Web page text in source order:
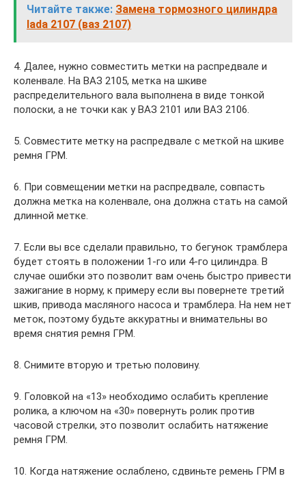
Читайте также: Замена тормозного цилиндра
lada 2107 (ваз 2107)
4. Далее, нужно совместить метки на распредвале и
коленвале. На ВАЗ 2105, метка на шкиве
распределительного вала выполнена в виде тонкой
полоски, а не точки как у ВАЗ 2101 или ВАЗ 2106.
5. Совместите метку на распредвале с меткой на шкиве
ремня ГРМ.
6. При совмещении метки на распредвале, совпасть
должна метка на коленвале, она должна стать на самой
длинной метке.
7. Если вы все сделали правильно, то бегунок трамблера
будет стоять в положении 1-го или 4-го цилиндра. В
случае ошибки это позволит вам очень быстро привести
зажигание в норму, к примеру если вы повернете третий
шкив, привода масляного насоса и трамблера. На нем нет
меток, поэтому будьте аккуратны и внимательны во
время снятия ремня ГРМ.
8. Снимите вторую и третью половину.
9. Головкой на «13» необходимо ослабить крепление
ролика, а ключом на «30» повернуть ролик против
часовой стрелки, это позволит ослабить натяжение
ремня ГРМ.
10. Когда натяжение ослаблено, сдвиньте ремень ГРМ в